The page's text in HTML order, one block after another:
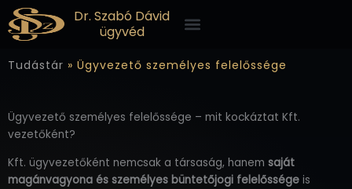
Skip
to
content
Dr. Szabó Dávid
ügyvéd
Menü
Tudástár » Ügyvezető személyes felelőssége
Ügyvezető személyes felelőssége – mit kockáztat Kft.
vezetőként?
Kft. ügyvezetőként nemcsak a társaság, hanem saját
magánvagyona és személyes büntetőjogi felelőssége is